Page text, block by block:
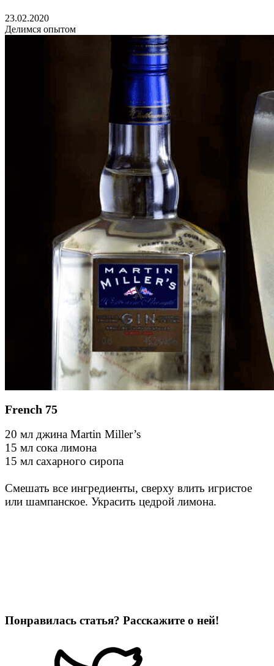
23.02.2020
Делимся опытом
French 75
20 мл джина Martin Miller’s
15 мл сока лимона
15 мл сахарного сиропа
Смешать все ингредиенты, сверху влить игристое
или шампанское. Украсить цедрой лимона.
Понравилась статья? Расскажите о ней!